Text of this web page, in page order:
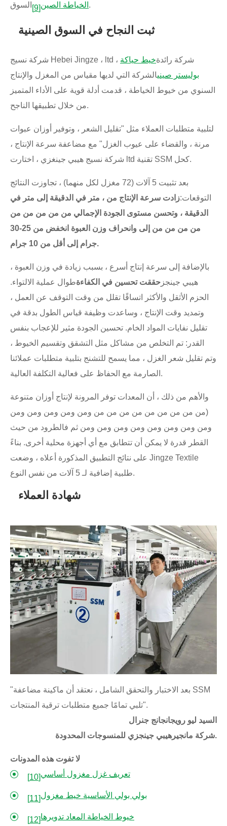
الخياطة الصين[9] السوق.
ثبت النجاح في السوق الصينية
شركة نسيج Hebei Jingze ، ltd ، شركة رائدةخيط حياكة
بوليستر صينيالشركة التي لديها مقياس من المغزل والإنتاج
السنوي من خيوط الخياطة ، قدمت أدلة قوية على الأداء المتميز
من خلال تطبيقها الناجح.
لتلبية متطلبات العملاء مثل "تقليل الشعر ، وتوفير أوزان عبوات
مرنة ، والقضاء على عيوب الغزل" مع مضاعفة سرعة الإنتاج ،
شركة نسيج هيبي جينغزي ، اختارت ltd تقنية SSM كحل.
بعد تثبيت 5 آلات (72 مغزل لكل منهما) ، تجاوزت النتائج
التوقعات:زادت سرعة الإنتاج من ، متر في الدقيقة إلى متر في
الدقيقة ، وتحسن مستوى الجودة الإجمالي من من من من من
من من من من إلى وانحراف وزن العبوة انخفض من 25-30
جرام إلى أقل من 10 جرام.
بالإضافة إلى سرعة إنتاج أسرع ، بسبب زيادة في وزن العبوة ،
هيبي جينجز حققت تحسين في الكفاءةطوال عملية الالتواء.
الحزم الأثقل والأكثر اتساقًا تقلل من وقت التوقف عن العمل ،
وتمديد وقت الإنتاج ، وساعدت وظيفة قياس الطول بدقة في
تقليل نفايات المواد الخام. تحسين الجودة مثير للإعجاب بنفس
القدر: تم التخلص من مشاكل مثل التشقق وتقسيم الخيوط ،
وتم تقليل شعر الغزل ، مما يسمح للتشنج بتلبية متطلبات عملائنا
الصارمة مع الحفاظ على فعالية التكلفة العالية.
والأهم من ذلك ، أن المعدات توفر المرونة لإنتاج أوزان متنوعة
(من من من من من من من من من ومن ومن ومن ومن ومن
ومن ومن ومن ومن ومن ومن ومن ومن ثم فالطرود من حيث
القطر قدرة لا يمكن أن تتطابق مع أي أجهزة محلية أخرى. بناءً
على نتائج التطبيق المذكورة أعلاه ، وضعت Jingze Textile
طلبية إضافية لـ 5 آلات من نفس النوع.
شهادة العملاء
"بعد الاختبار والتحقق الشامل ، نعتقد أن ماكينة مضاعفة SSM
تلبي تمامًا جميع متطلبات ترقية المنتجات".
السيد ليو رويجانجانج جنرال
شركة مانجيرهيبي جينجزي للمنسوجات المحدودة.
لا تفوت هذه المدونات
تعريف غزل مغزول أساسي[10]
بولي بولي الأساسية خيط مغزول[11]
خيوط الخياطة المعاد تدويرها[12]